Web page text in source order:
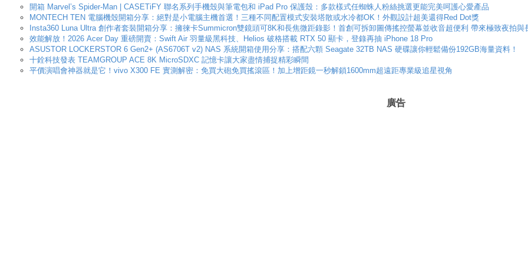
開箱 Marvel’s Spider-Man | CASETiFY 聯名系列手機殼與筆電包和 iPad Pro 保護殼：多款樣式任蜘蛛人粉絲挑選更能完美呵護心愛產品
MONTECH TEN 電腦機殼開箱分享：絕對是小電腦主機首選！三種不同配置模式安裝塔散或水冷都OK！外觀設計超美還得Red Dot獎
Insta360 Luna Ultra 創作者套裝開箱分享：擁徠卡Summicron雙鏡頭可8K和長焦微距錄影！首創可拆卸圖傳搖控螢幕並收音超便利 帶來極致夜拍與
效能解放！2026 Acer Day 重磅開賣：Swift Air 羽量級黑科技、Helios 破格搭載 RTX 50 顯卡，登錄再抽 iPhone 18 Pro
ASUSTOR LOCKERSTOR 6 Gen2+ (AS6706T v2) NAS 系統開箱使用分享：搭配六顆 Seagate 32TB NAS 硬碟讓你輕鬆備份192GB海量資料！
十銓科技發表 TEAMGROUP ACE 8K MicroSDXC 記憶卡讓大家盡情捕捉精彩瞬間
平價演唱會神器就是它！vivo X300 FE 實測解密：免買大砲免買搖滾區！加上增距鏡一秒解鎖1600mm超遠距專業級追星視角
廣告